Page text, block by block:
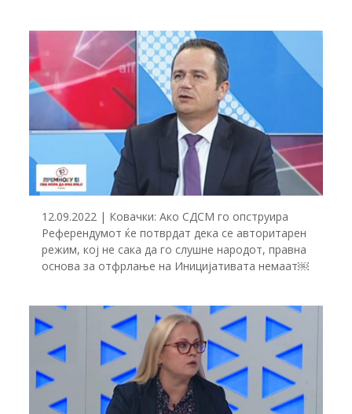
12.09.2022 | Ковачки: Ако СДСМ го опструира
Референдумот ќе потврдат дека се авторитарен
режим, кој не сака да го слушне народот, правна
основа за отфрлање на Иницијативата немаат￼